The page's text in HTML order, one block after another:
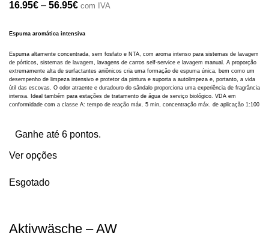
16.95€ – 56.95€ com IVA
Espuma aromática intensiva
Espuma altamente concentrada, sem fosfato e NTA, com aroma intenso para sistemas de lavagem
de pórticos, sistemas de lavagem, lavagens de carros self-service e lavagem manual. A proporção
extremamente alta de surfactantes aniônicos cria uma formação de espuma única, bem como um
desempenho de limpeza intensivo e protetor da pintura e suporta a autolimpeza e, portanto, a vida
útil das escovas. O odor atraente e duradouro do sândalo proporciona uma experiência de fragrância
intensa. Ideal também para estações de tratamento de água de serviço biológico. VDA em
conformidade com a classe A: tempo de reação máx. 5 min, concentração máx. de aplicação 1:100
Ganhe até 6 pontos.
Ver opções
Esgotado
Aktivwäsche – AW